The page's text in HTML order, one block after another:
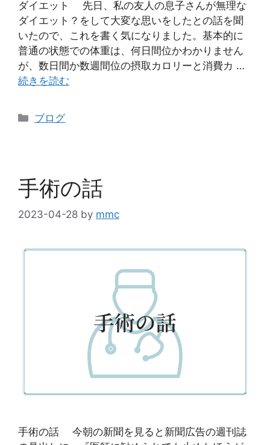
ダイエット 先日、私の友人の息子さんが無理な
ダイエット？をして大変な思いをしたとの話を聞
いたので、これを書く気になりました。基本的に
普通の状態での体重は、何日間位かわかりません
が、数日間か数週間位の摂取カロリーと消費カ …
続きを読む
ブログ
手術の話
2023-04-28 by mmc
手術の話 今朝の新聞を見ると新聞広告の週刊誌